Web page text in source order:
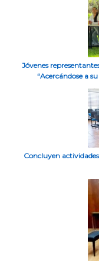
Jóvenes
“Acercándose a
Concluyen